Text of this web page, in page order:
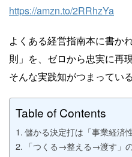
https://amzn.to/2RRhzYa
よくある経営指南本に書か
則」を、ゼロから忠実に再
そんな実践知がつまってい
Table of Contents
儲かる決定打は「事業経済
「つくる→整える→渡す」